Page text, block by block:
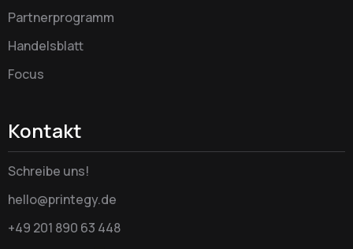
Partnerprogramm
Handelsblatt
Focus
Kontakt
Schreibe uns!
hello@printegy.de
+49 201 890 63 448